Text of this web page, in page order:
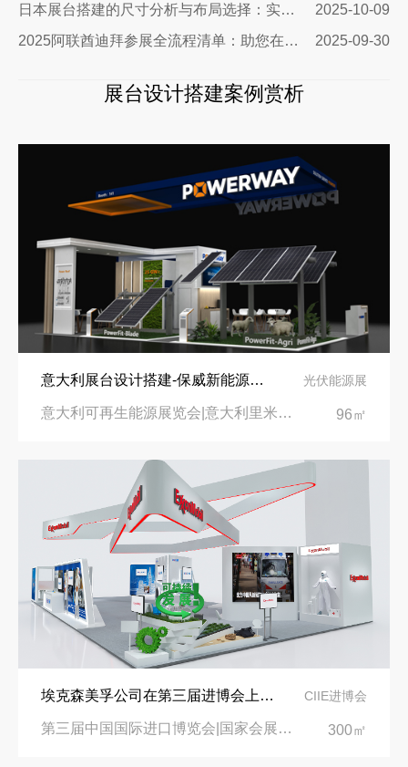
日本展台搭建的尺寸分析与布局选择：实用指南助您精准出击
2025-10-09
2025阿联酋迪拜参展全流程清单：助您在中东市场脱颖而出
2025-09-30
展台设计搭建案例赏析
意大利展台设计搭建-保威新能源在意大利里米尼会展中心推出最新产品-中励展览设计策划公司 光伏能源展
意大利可再生能源展览会|意大利里米尼会展中心 96㎡
埃克森美孚公司在第三届进博会上展示非凡的展台搭建设计 CIIE进博会
第三届中国国际进口博览会|国家会展中心 300㎡